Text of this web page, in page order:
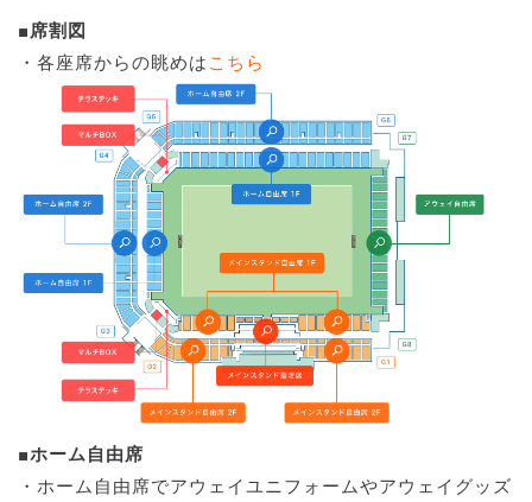
■席割図
・各座席からの眺めは こちら
■ホーム自由席
・ホーム自由席でアウェイユニフォームやアウェイグッズ